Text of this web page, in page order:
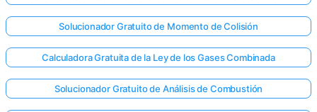
Solucionador Gratuito de Momento de Colisión
Calculadora Gratuita de la Ley de los Gases Combinada
Solucionador Gratuito de Análisis de Combustión